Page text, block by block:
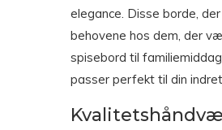
elegance. Disse borde,
behovene hos dem, der
spisebord til
passer perfekt til din